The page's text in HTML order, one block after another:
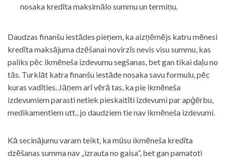
nosaka kredīta maksimālo summu un termiņu.
Daudzas finanšu iestādes pieņem, ka aizņēmējs katru mēnesi
kredīta maksājuma dzēšanai novirzīs nevis visu summu, kas
paliks pēc ikmēneša izdevumu segšanas, bet gan tikai daļu no
tās. Turklāt katra finanšu iestāde nosaka savu formulu, pēc
kuras vadīties. Jāņem arī vērā tas, ka pie ikmēneša
izdevumiem parasti netiek pieskaitīti izdevumi par apģērbu,
medikamentiem utt., jo daudziem tie nav ikmēneša izdevumi.
Kā secinājumu varam teikt, ka mūsu ikmēneša kredīta
dzēšanas summa nav „izrauta no gaisa”, bet gan pamatoti